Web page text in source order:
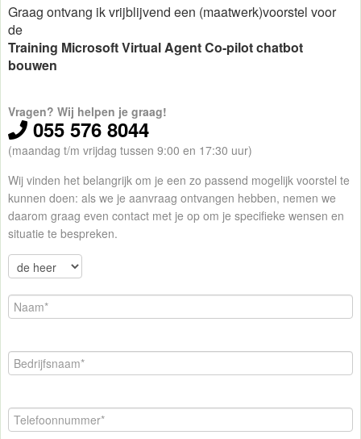
Graag ontvang ik vrijblijvend een (maatwerk)voorstel voor
de
Training Microsoft Virtual Agent Co-pilot chatbot
bouwen
Vragen? Wij helpen je graag!
055 576 8044
(maandag t/m vrijdag tussen 9:00 en 17:30 uur)
Wij vinden het belangrijk om je een zo passend mogelijk voorstel te
kunnen doen: als we je aanvraag ontvangen hebben, nemen we
daarom graag even contact met je op om je specifieke wensen en
situatie te bespreken.